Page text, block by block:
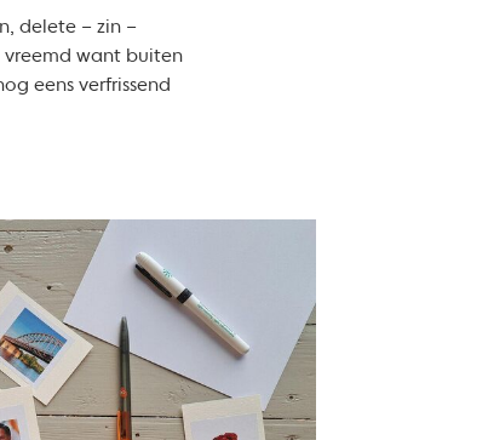
delete – zin –
vreemd want buiten
eens verfrissend